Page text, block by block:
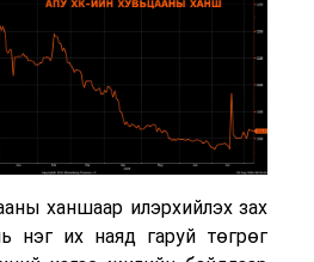
ханшаар илэрхийлэх зах
нэг их наяд гаруй төгрөг